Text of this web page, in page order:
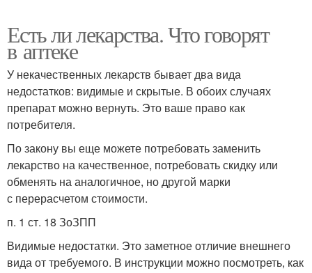
Есть ли лекарства. Что говорят
в аптеке
У некачественных лекарств бывает два вида
недостатков: видимые и скрытые. В обоих случаях
препарат можно вернуть. Это ваше право как
потребителя.
По закону вы еще можете потребовать заменить
лекарство на качественное, потребовать скидку или
обменять на аналогичное, но другой марки
с перерасчетом стоимости.
п. 1 ст. 18 ЗоЗПП
Видимые недостатки. Это заметное отличие внешнего
вида от требуемого. В инструкции можно посмотреть, как